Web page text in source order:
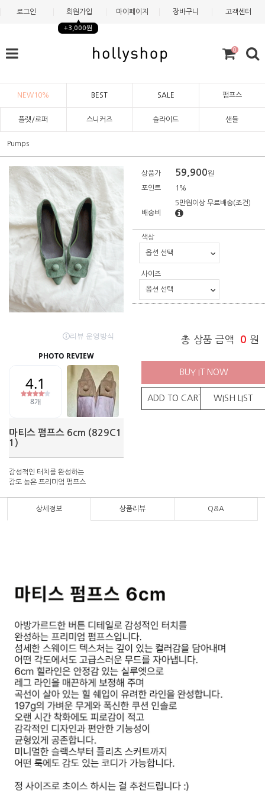
로그인 회원가입
+3,000원
마이페이지 장바구니 고객센터
0
NEW10% BEST SALE 펌프스
플랫/로퍼 스니커즈 슬라이드 샌들
Pumps
마티스 펌프스 6cm (829C1
1)
감성적인 터치를 완성하는
감도 높은 프리미엄 펌프스
상품가 59,900원
포인트 1%
배송비
5만원이상 무료배송(조건)
색상
사이즈
총 상품 금액 0 원
BUY IT NOW
ADD TO CART WISH LIST
상세정보 상품리뷰 Q&A